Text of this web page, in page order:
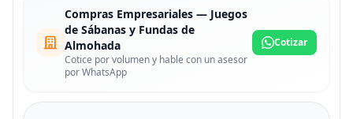
Compras Empresariales — Juegos
de Sábanas y Fundas de
Almohada
Cotice por volumen y hable con un asesor
por WhatsApp
Cotizar